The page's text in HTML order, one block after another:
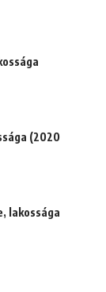
(2020
lakossága